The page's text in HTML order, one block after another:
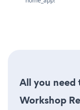
All you
Workshop